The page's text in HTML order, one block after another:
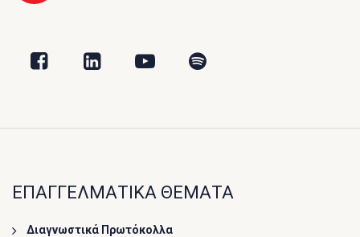
ΕΠΑΓΓΕΛΜΑΤΙΚΑ ΘΕΜΑΤΑ
Διαγνωστικά Πρωτόκολλα